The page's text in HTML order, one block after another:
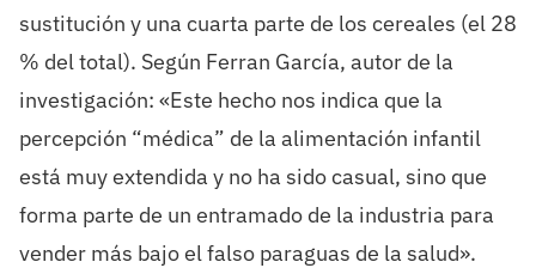
sustitución y una cuarta parte de los cereales (el 28
% del total). Según Ferran García, autor de la
investigación: «Este hecho nos indica que la
percepción “médica” de la alimentación infantil
está muy extendida y no ha sido casual, sino que
forma parte de un entramado de la industria para
vender más bajo el falso paraguas de la salud».